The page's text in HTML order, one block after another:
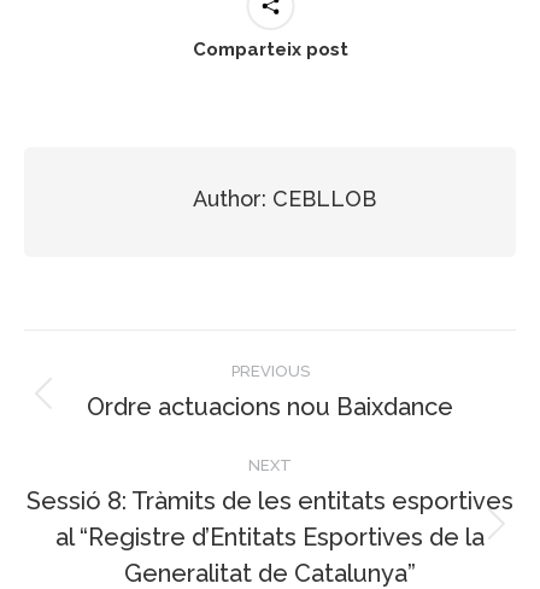
Comparteix post
Author: CEBLLOB
navigation
PREVIOUS
Previous
Ordre actuacions nou Baixdance
NEXT
Next
post:
Sessió 8: Tràmits de les entitats esportives
al “Registre d’Entitats Esportives de la
Generalitat de Catalunya”